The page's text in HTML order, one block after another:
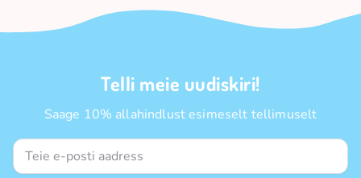
Telli meie uudiskiri!
Saage 10% allahindlust esimeselt tellimuselt